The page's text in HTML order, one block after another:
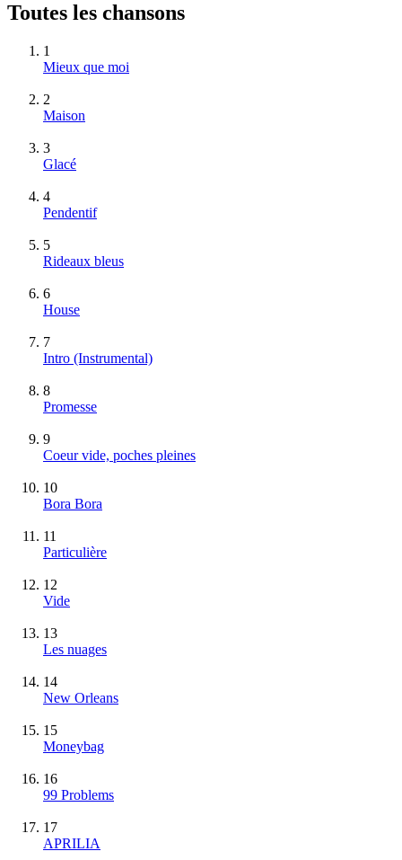
Toutes les chansons
1
Mieux que moi
2
Maison
3
Glacé
4
Pendentif
5
Rideaux bleus
6
House
7
Intro (Instrumental)
8
Promesse
9
Coeur vide, poches pleines
10
Bora Bora
11
Particulière
12
Vide
13
Les nuages
14
New Orleans
15
Moneybag
16
99 Problems
17
APRILIA